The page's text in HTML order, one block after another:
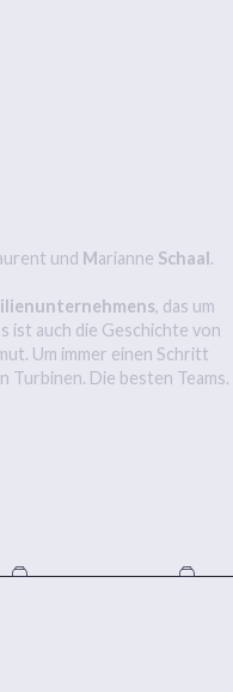
und Marianne Schaal.
, das um
ist auch die Geschichte von
Um immer einen Schritt
Turbinen. Die besten Teams.